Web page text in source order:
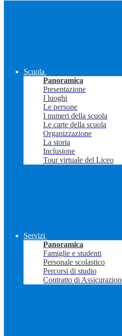
Scuola
Panoramica
Presentazione
I luoghi
Le persone
I numeri della scuola
Le carte della scuola
Organizzazione
La storia
Inclusione
Tour virtuale del Liceo
Servizi
Panoramica
Famiglie e studenti
Personale scolastico
Percorsi di studio
Contratto di